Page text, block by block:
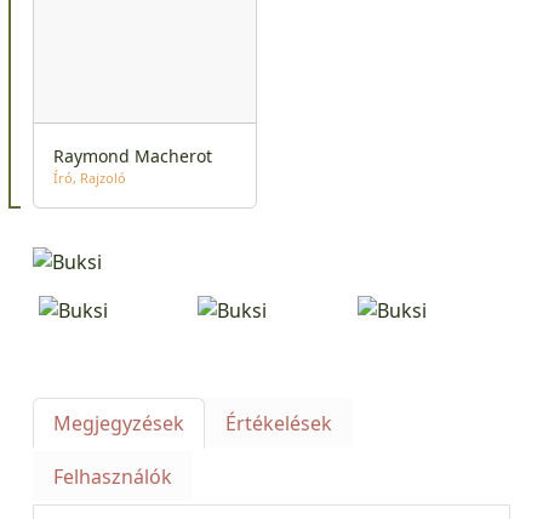
Raymond Macherot
Író Rajzoló
Megjegyzések
Értékelések
Felhasználók